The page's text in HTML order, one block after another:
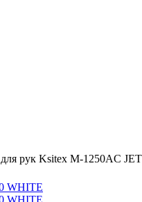
рук Ksitex M-1250AC